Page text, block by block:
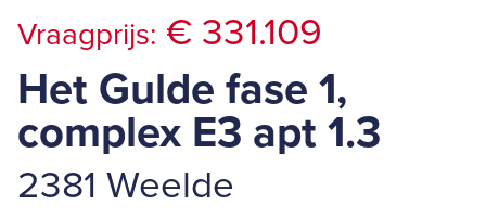
Vraagprijs: € 331.109
Het Gulde fase 1,
complex E3 apt 1.3
2381 Weelde